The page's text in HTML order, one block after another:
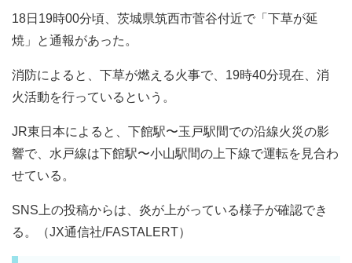
18日19時00分頃、茨城県筑西市菅谷付近で「下草が延
焼」と通報があった。
消防によると、下草が燃える火事で、19時40分現在、消
火活動を行っているという。
JR東日本によると、下館駅〜玉戸駅間での沿線火災の影
響で、水戸線は下館駅〜小山駅間の上下線で運転を見合わ
せている。
SNS上の投稿からは、炎が上がっている様子が確認でき
る。（JX通信社/FASTALERT）